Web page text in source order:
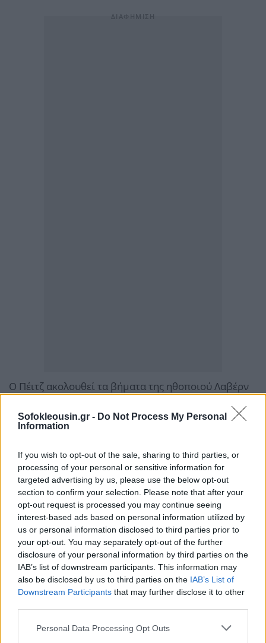
Sofokleousin.gr - Do Not Process My Personal
Information
If you wish to opt-out of the sale, sharing to third parties, or
processing of your personal or sensitive information for
targeted advertising by us, please use the below opt-out
section to confirm your selection. Please note that after your
opt-out request is processed you may continue seeing
interest-based ads based on personal information utilized by
us or personal information disclosed to third parties prior to
your opt-out. You may separately opt-out of the further
disclosure of your personal information by third parties on the
IAB’s list of downstream participants. This information may
also be disclosed by us to third parties on the IAB’s List of
Downstream Participants that may further disclose it to other
Personal Data Processing Opt Outs
Ο Πέιτζ ακολουθεί τα βήματα της ηθοποιού Λαβέρν
εμφανίστηκε στο εξώφυλλο του Time, το 2014.
Ο Έλιοτ Πέιτζ είπε στο Time ότι ένιωθε καιρό μια
αποσύνδεση μεταξύ του πώς ο κόσμος τον έβλεπε
και πώς εκείνος ένιωθε για τον εαυτό του.